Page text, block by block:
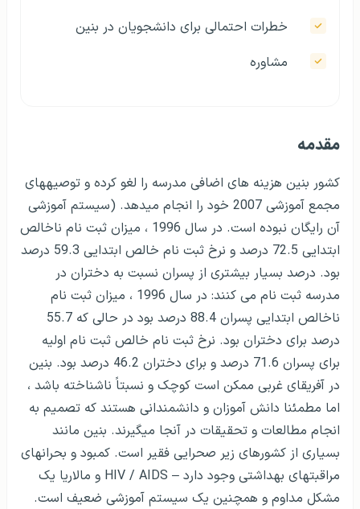
خطرات احتمالی برای دانشجویان در بنین
مشاوره
مقدمه
کشور بنین هزینه­ های اضافی مدرسه را لغو کرده و توصیه­های
مجمع آموزشی 2007 خود را انجام می­دهد. (سیستم آموزشی
آن رایگان نبوده است. در سال 1996 ، میزان ثبت نام ناخالص
ابتدایی 72.5 درصد و نرخ ثبت نام خالص ابتدایی 59.3 درصد
بود. درصد بسیار بیشتری از پسران نسبت به دختران در
مدرسه ثبت نام می کنند: در سال 1996 ، میزان ثبت نام
ناخالص ابتدایی پسران 88.4 درصد بود در حالی که 55.7
درصد برای دختران بود. نرخ ثبت نام خالص ثبت نام اولیه
برای پسران 71.6 درصد و برای دختران 46.2 درصد بود. بنین
در آفریقای غربی ممکن است کوچک و نسبتاً ناشناخته باشد ،
اما مطمئنا دانش آموزان و دانشمندانی هستند که تصمیم به
انجام مطالعات و تحقیقات در آنجا می­گیرند. بنین مانند
بسیاری از کشورهای زیر صحرایی فقیر است. کمبود و بحران­های
مراقبت­های بهداشتی وجود دارد – HIV / AIDS و مالاریا یک
مشکل مداوم و همچنین یک سیستم آموزشی ضعیف است.